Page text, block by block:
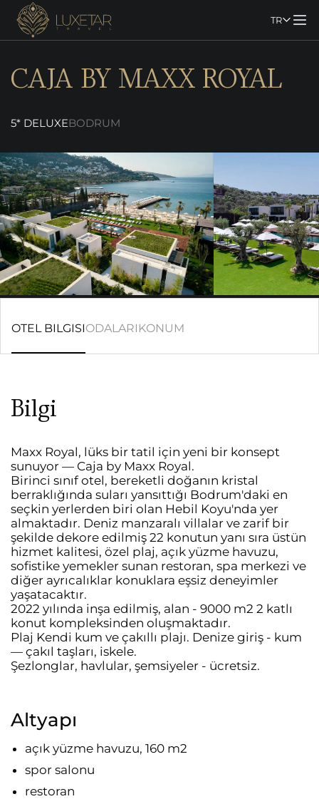
TR
CAJA BY MAXX ROYAL
5* DELUXEBODRUM
OTEL BILGISIODALARI KONUM
Bilgi
Maxx Royal, lüks bir tatil için yeni bir konsept
sunuyor — Caja by Maxx Royal.
Birinci sınıf otel, bereketli doğanın kristal
berraklığında suları yansıttığı Bodrum'daki en
seçkin yerlerden biri olan Hebil Koyu'nda yer
almaktadır. Deniz manzaralı villalar ve zarif bir
şekilde dekore edilmiş 22 konutun yanı sıra üstün
hizmet kalitesi, özel plaj, açık yüzme havuzu,
sofistike yemekler sunan restoran, spa merkezi ve
diğer ayrıcalıklar konuklara eşsiz deneyimler
yaşatacaktır.
2022 yılında inşa edilmiş, alan - 9000 m2 2 katlı
konut kompleksinden oluşmaktadır.
Plaj Kendi kum ve çakıllı plajı. Denize giriş - kum
— çakıl taşları, iskele.
Şezlonglar, havlular, şemsiyeler - ücretsiz.
Altyapı
açık yüzme havuzu, 160 m2
spor salonu
restoran